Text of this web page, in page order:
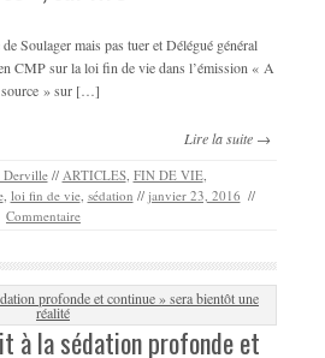
Soulager mais pas tuer et Délégué général
CMP sur la loi fin de vie dans l’émission « A
» sur […]
Lire la suite →
Derville // ARTICLES, FIN DE VIE,
, loi fin de vie, sédation // janvier 23, 2016 //
Commentaire
à la sédation profonde et